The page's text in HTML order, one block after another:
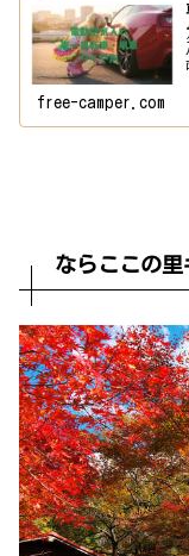
free-camper.com
ならここの里